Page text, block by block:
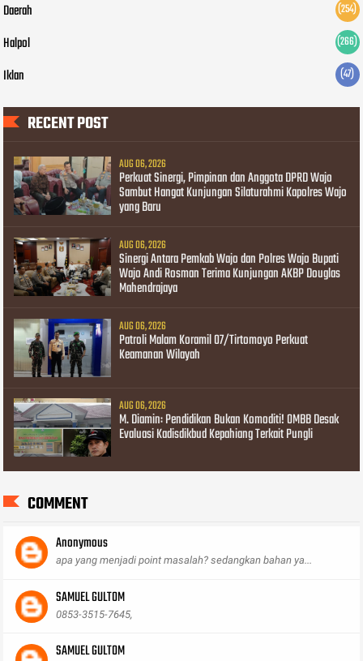
Daerah (254)
Halpol (266)
Iklan (47)
RECENT POST
AUG 06, 2026
Perkuat Sinergi, Pimpinan dan Anggota DPRD Wajo
Sambut Hangat Kunjungan Silaturahmi Kapolres Wajo
yang Baru
AUG 06, 2026
Sinergi Antara Pemkab Wajo dan Polres Wajo Bupati
Wajo Andi Rosman Terima Kunjungan AKBP Douglas
Mahendrajaya
AUG 06, 2026
Patroli Malam Koramil 07/Tirtomoyo Perkuat
Keamanan Wilayah
AUG 06, 2026
M. Diamin: Pendidikan Bukan Komoditi! OMBB Desak
Evaluasi Kadisdikbud Kepahiang Terkait Pungli
COMMENT
Anonymous
apa yang menjadi point masalah? sedangkan bahan ya...
SAMUEL GULTOM
0853-3515-7645,
SAMUEL GULTOM